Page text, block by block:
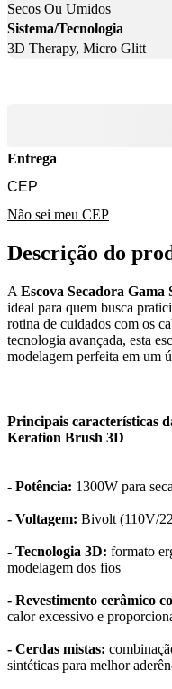
Secos Ou Umidos
Sistema/Tecnologia
3D Therapy, Micro Glitt
Entrega
Não sei meu CEP
Descrição do
A Escova Secadora
ideal para quem busca
rotina de cuidados com os
tecnologia avançada, esta
modelagem perfeita em um
Principais características
Keration Brush 3D
- Potência: 1300W para
- Voltagem: Bivolt (110V/
- Tecnologia 3D: formato
modelagem dos fios
- Revestimento cerâmico
calor excessivo e
- Cerdas mistas:
sintéticas para melhor